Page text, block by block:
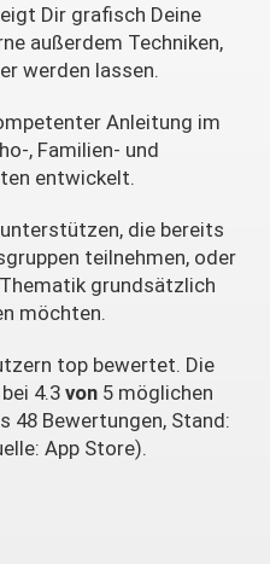
Dir grafisch Deine
außerdem Techniken,
werden lassen.
Anleitung im
, Familien- und
entwickelt.
die bereits
teilnehmen, oder
grundsätzlich
möchten.
top bewertet. Die
4.3 von 5 möglichen
48 Bewertungen, Stand:
App Store).